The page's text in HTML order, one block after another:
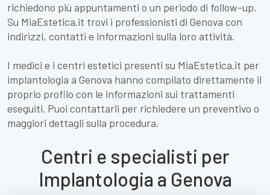
richiedono più appuntamenti o un periodo di follow-up.
Su MiaEstetica.it trovi i professionisti di Genova con
indirizzi, contatti e informazioni sulla loro attività.
I medici e i centri estetici presenti su MiaEstetica.it per
implantologia a Genova hanno compilato direttamente il
proprio profilo con le informazioni sui trattamenti
eseguiti. Puoi contattarli per richiedere un preventivo o
maggiori dettagli sulla procedura.
Centri e specialisti per
Implantologia a Genova